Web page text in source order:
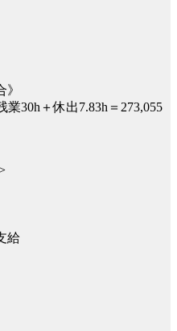
業30h＋休出7.83h＝273,055
給